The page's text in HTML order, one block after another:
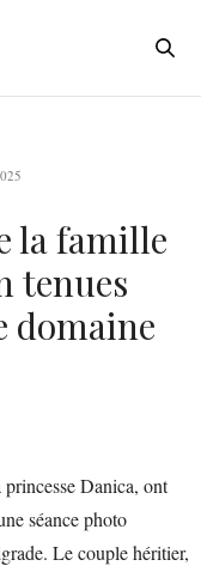
la famille
tenues
domaine
Danica, ont
séance photo
Le couple héritier,